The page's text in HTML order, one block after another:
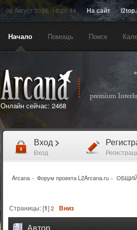
08 Август 2026, 16:26:44 На сайт
Начало Помощь Поиск
Онлайн сейчас: 2468
Вход >
Вход
Arcana» Форум проекта L2Arcana.ru »
Страницы: [1]2 Вниз
Автор